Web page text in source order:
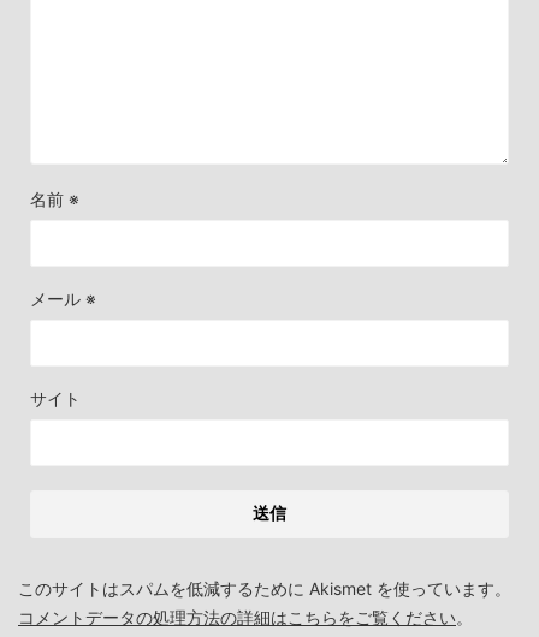
名前 ※
メール ※
サイト
このサイトはスパムを低減するために Akismet を使っています。
コメントデータの処理方法の詳細はこちらをご覧ください。